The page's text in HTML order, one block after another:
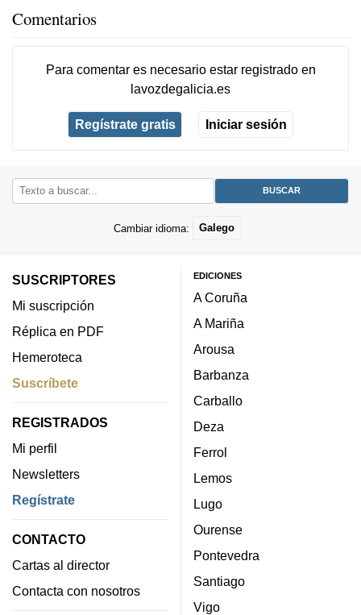
Comentarios
Para comentar es necesario estar registradoen
lavozdegalicia.es
Regístrate gratis Iniciar sesión
Cambiar idioma: Galego
SUSCRIPTORES
Mi suscripción
Réplica en PDF
Hemeroteca
Suscríbete
REGISTRADOS
Mi perfil
Newsletters
Regístrate
CONTACTO
Cartas al director
Contacta con nosotros
EDICIONES
A Coruña
A Mariña
Arousa
Barbanza
Carballo
Deza
Ferrol
Lemos
Lugo
Ourense
Pontevedra
Santiago
Vigo